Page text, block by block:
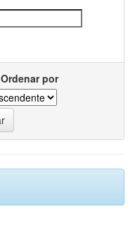
Ordenar por